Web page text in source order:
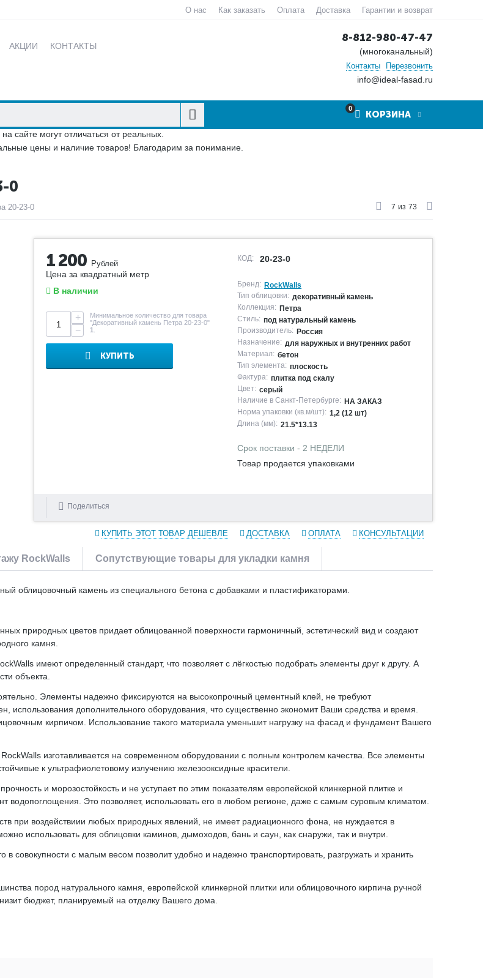
О нас Как заказать Оплата Доставка Гарантии и возврат
АКЦИИ КОНТАКТЫ
8-812-980-47-47
(многоканальный)
Контакты Перезвонить
info@ideal-fasad.ru
0
КОРЗИНА
сайте могут отличаться от реальных.
цены и наличие товаров! Благодарим за понимание.
0
20-23-0 7 из 73
1 200 Рублей
Цена за квадратный метр
В наличии
+
−
Минимальное количество для товара
"Декоративный камень Петра 20-23-0"
1
КУПИТЬ
КОД: 20-23-0
Бренд: RockWalls
Тип облицовки: декоративный камень
Коллекция: Петра
Стиль: под натуральный камень
Производитель: Россия
Назначение: для наружных и внутренних работ
Материал: бетон
Тип элемента: плоскость
Фактура: плитка под скалу
Цвет: серый
Наличие в Санкт-Петербурге: НА ЗАКАЗ
Норма упаковки (кв.м/шт): 1,2 (12 шт)
Длина (мм): 21.5*13.13
Срок поставки - 2 НЕДЕЛИ
Товар продается упаковками
Поделиться
КУПИТЬ ЭТОТ ТОВАР ДЕШЕВЛЕ ДОСТАВКА ОПЛАТА КОНСУЛЬТАЦИИ
RockWalls Сопутствующие товары для укладки камня
облицовочный камень из специального бетона с добавками и пластификаторами.
природных цветов придает облицованной поверхности гармоничный, эстетический вид и создают
камня.
имеют определенный стандарт, что позволяет с лёгкостью подобрать элементы друг к другу. А
объекта.
Элементы надежно фиксируются на высокопрочный цементный клей, не требуют
использования дополнительного оборудования, что существенно экономит Ваши средства и время.
кирпичом. Использование такого материала уменьшит нагрузку на фасад и фундамент Вашего
изготавливается на современном оборудовании с полным контролем качества. Все элементы
к ультрафиолетовому излучению железооксидные красители.
и морозостойкость и не уступает по этим показателям европейской клинкерной плитке и
водопоглощения. Это позволяет, использовать его в любом регионе, даже с самым суровым климатом.
при воздействиии любых природных явлений, не имеет радиационного фона, не нуждается в
использовать для облицовки каминов, дымоходов, бань и саун, как снаружи, так и внутри.
в совокупности с малым весом позволит удобно и надежно транспортировать, разгружать и хранить
пород натурального камня, европейской клинкерной плитки или облицовочного кирпича ручной
бюджет, планируемый на отделку Вашего дома.